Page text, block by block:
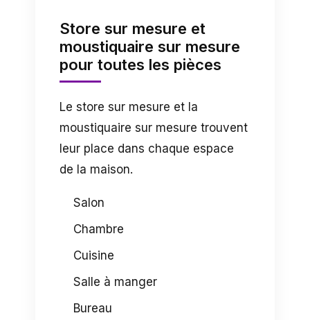
Store sur mesure et
moustiquaire sur mesure
pour toutes les pièces
Le store sur mesure et la
moustiquaire sur mesure trouvent
leur place dans chaque espace
de la maison.
Salon
Chambre
Cuisine
Salle à manger
Bureau